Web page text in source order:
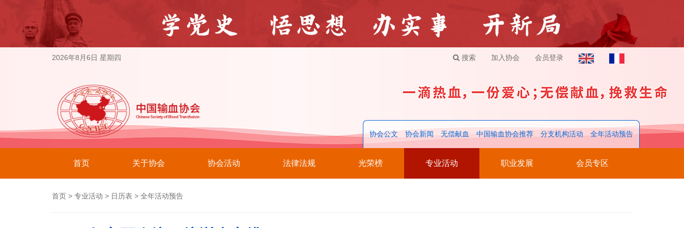
2026年8月6日 星期四 搜索 加入协会 会员登录
协会公文 协会新闻 无偿献血 中国输血协会推荐 分支机构活动 全年活动预告
首页 关于协会 协会活动 法律法规 光荣榜 专业活动 职业发展 会员专区
首页 > 专业活动 > 日历表 > 全年活动预告